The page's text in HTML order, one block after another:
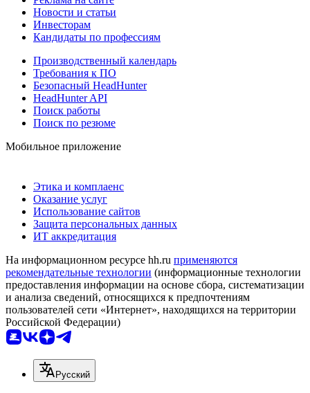
Новости и статьи
Инвесторам
Кандидаты по профессиям
Производственный календарь
Требования к ПО
Безопасный HeadHunter
HeadHunter API
Поиск работы
Поиск по резюме
Мобильное приложение
Этика и комплаенс
Оказание услуг
Использование сайтов
Защита персональных данных
ИТ аккредитация
На информационном ресурсе hh.ru применяются
рекомендательные технологии (информационные технологии
предоставления информации на основе сбора, систематизации
и анализа сведений, относящихся к предпочтениям
пользователей сети «Интернет», находящихся на территории
Российской Федерации)
Русский